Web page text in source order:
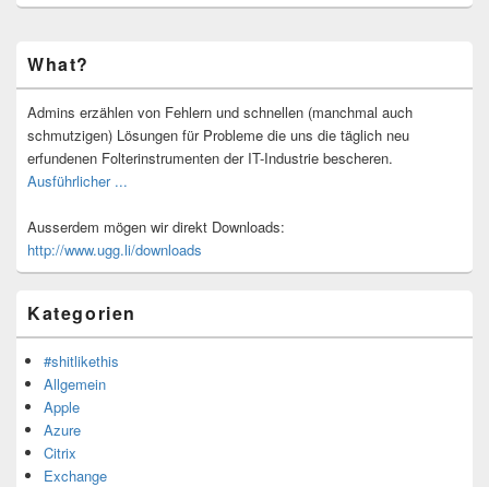
Seitenleisten-
Widgetbereich
What?
Admins erzählen von Fehlern und schnellen (manchmal auch
schmutzigen) Lösungen für Probleme die uns die täglich neu
erfundenen Folterinstrumenten der IT-Industrie bescheren.
Ausführlicher ...
Ausserdem mögen wir direkt Downloads:
http://www.ugg.li/downloads
Kategorien
#shitlikethis
Allgemein
Apple
Azure
Citrix
Exchange